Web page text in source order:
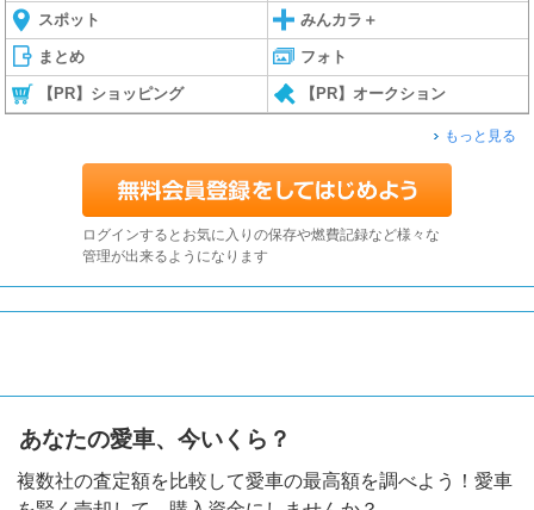
スポット みんカラ＋
まとめ フォト
【PR】ショッピング 【PR】オークション
もっと見る
ログインするとお気に入りの保存や燃費記録など様々な
管理が出来るようになります
あなたの愛車、今いくら？
複数社の査定額を比較して愛車の最高額を調べよう！愛車